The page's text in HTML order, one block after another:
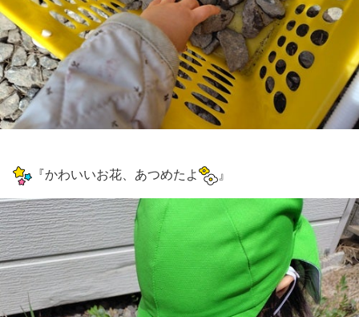
『かわいいお花、あつめたよ 』